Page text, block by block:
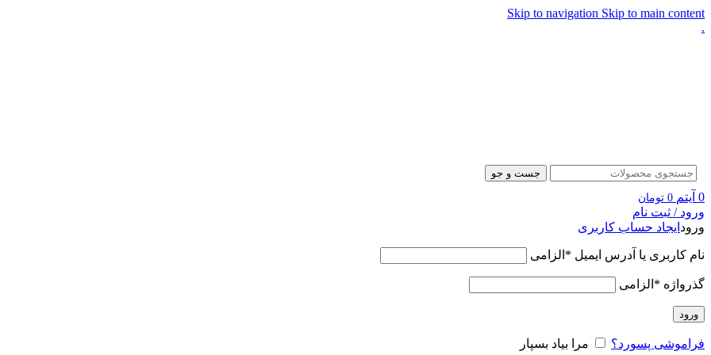
Skip to navigation Skip to main content
.
جست و جو
0 آیتم 0 تومان
ورود / ثبت نام
ورود ایجاد حساب کاربری
نام کاربری یا آدرس ایمیل * الزامی
گذرواژه * الزامی
ورود
فراموشی پسورد؟ مرا بیاد بسپار